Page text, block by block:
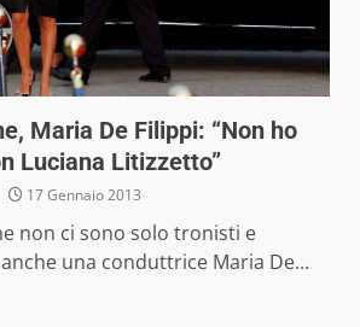
Maria De Filippi: “Non ho
Luciana Litizzetto”
17 Gennaio 2013
non ci sono solo tronisti e
una conduttrice Maria De...